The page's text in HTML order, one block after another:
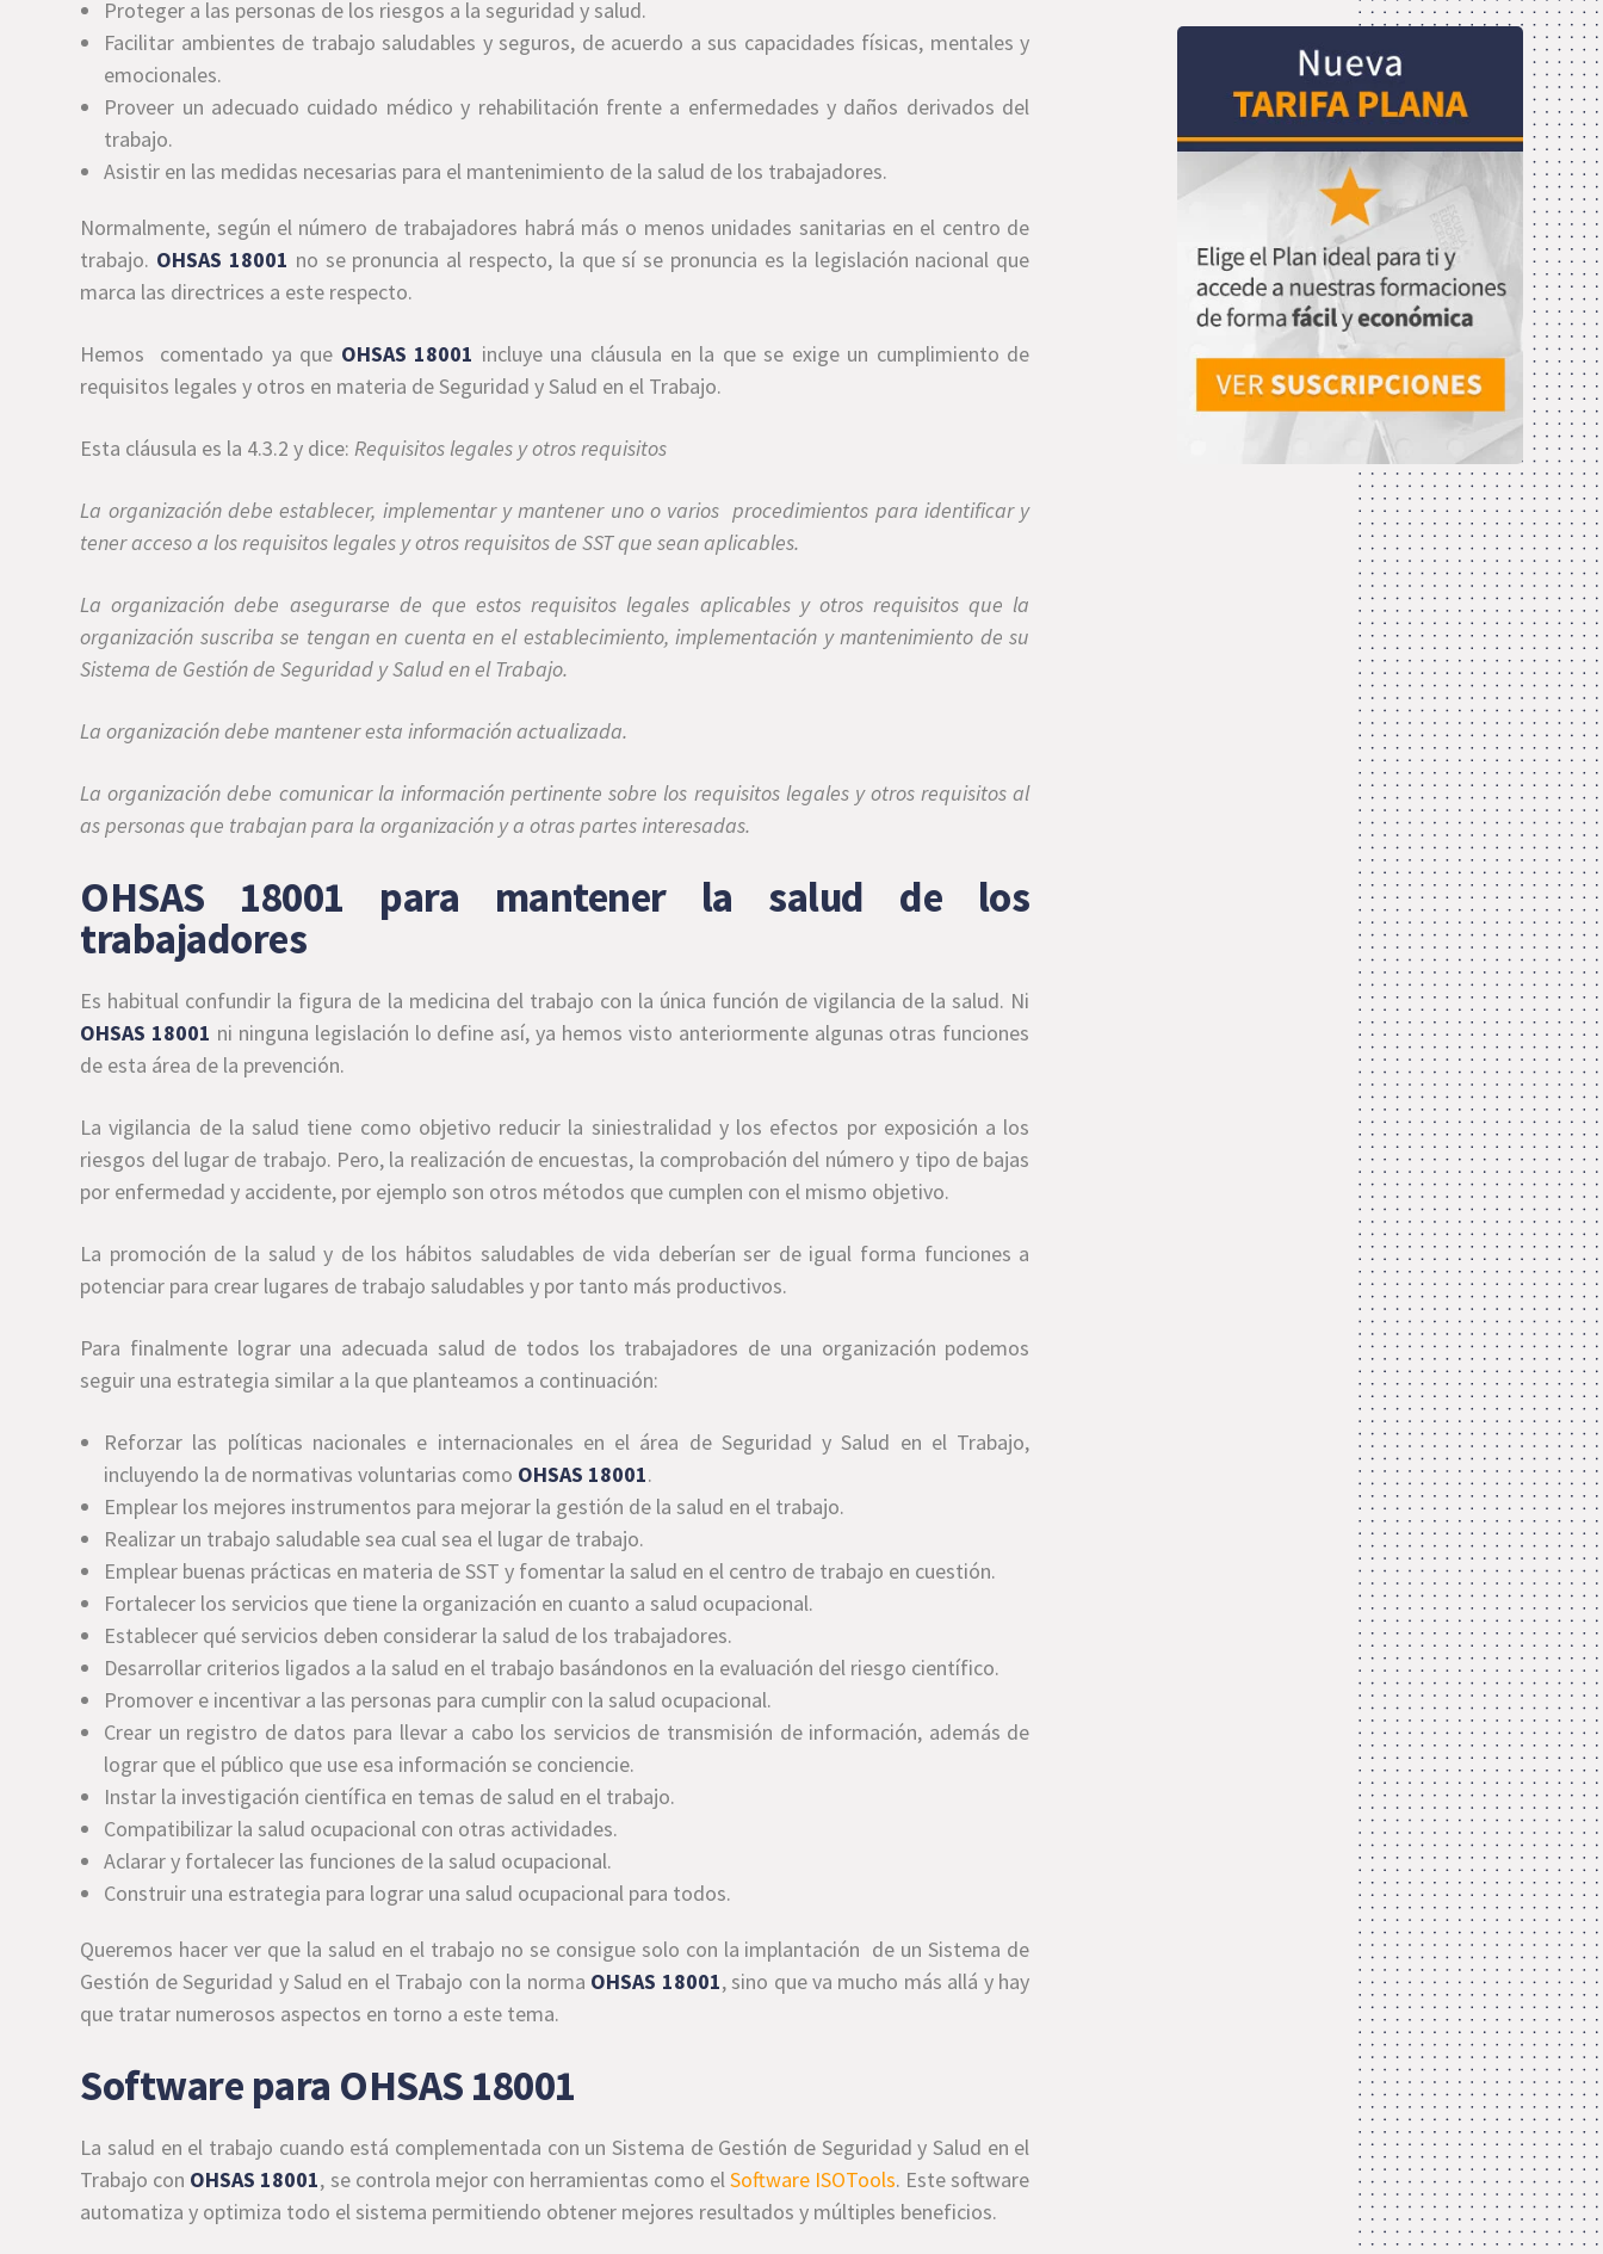
Proteger a las personas de los riesgos a la seguridad y salud.
Facilitar ambientes de trabajo saludables y seguros, de acuerdo a sus capacidades físicas, mentales y
emocionales.
Proveer un adecuado cuidado médico y rehabilitación frente a enfermedades y daños derivados del
trabajo.
Asistir en las medidas necesarias para el mantenimiento de la salud de los trabajadores.
Normalmente, según el número de trabajadores habrá más o menos unidades sanitarias en el centro de
trabajo. OHSAS 18001 no se pronuncia al respecto, la que sí se pronuncia es la legislación nacional que
marca las directrices a este respecto.
Hemos comentado ya que OHSAS 18001 incluye una cláusula en la que se exige un cumplimiento de
requisitos legales y otros en materia de Seguridad y Salud en el Trabajo.
Esta cláusula es la 4.3.2 y dice:Requisitos legales y otros requisitos
La organización debe establecer, implementar y mantener uno o varios procedimientos para identificar y
tener acceso a los requisitos legales y otros requisitos de SST que sean aplicables.
La organización debe asegurarse de que estos requisitos legales aplicables y otros requisitos que la
organización suscriba se tengan en cuenta en el establecimiento, implementación y mantenimiento de su
Sistema de Gestión de Seguridad y Salud en el Trabajo.
La organización debe mantener esta información actualizada.
La organización debe comunicar la información pertinente sobre los requisitos legales y otros requisitos al
as personas que trabajan para la organización y a otras partes interesadas.
OHSAS 18001 para mantener la salud de los
trabajadores
Es habitual confundir la figura de la medicina del trabajo con la única función de vigilancia de la salud. Ni
OHSAS 18001 ni ninguna legislación lo define así, ya hemos visto anteriormente algunas otras funciones
de esta área de la prevención.
La vigilancia de la salud tiene como objetivo reducir la siniestralidad y los efectos por exposición a los
riesgos del lugar de trabajo. Pero, la realización de encuestas, la comprobación del número y tipo de bajas
por enfermedad y accidente, por ejemplo son otros métodos que cumplen con el mismo objetivo.
La promoción de la salud y de los hábitos saludables de vida deberían ser de igual forma funciones a
potenciar para crear lugares de trabajo saludables y por tanto más productivos.
Para finalmente lograr una adecuada salud de todos los trabajadores de una organización podemos
seguir una estrategia similar a la que planteamos a continuación:
Reforzar las políticas nacionales e internacionales en el área de Seguridad y Salud en el Trabajo,
incluyendo la de normativas voluntarias como OHSAS 18001.
Emplear los mejores instrumentos para mejorar la gestión de la salud en el trabajo.
Realizar un trabajo saludable sea cual sea el lugar de trabajo.
Emplear buenas prácticas en materia de SST y fomentar la salud en el centro de trabajo en cuestión.
Fortalecer los servicios que tiene la organización en cuanto a salud ocupacional.
Establecer qué servicios deben considerar la salud de los trabajadores.
Desarrollar criterios ligados a la salud en el trabajo basándonos en la evaluación del riesgo científico.
Promover e incentivar a las personas para cumplir con la salud ocupacional.
Crear un registro de datos para llevar a cabo los servicios de transmisión de información, además de
lograr que el público que use esa información se conciencie.
Instar la investigación científica en temas de salud en el trabajo.
Compatibilizar la salud ocupacional con otras actividades.
Aclarar y fortalecer las funciones de la salud ocupacional.
Construir una estrategia para lograr una salud ocupacional para todos.
Queremos hacer ver que la salud en el trabajo no se consigue solo con la implantación de un Sistema de
Gestión de Seguridad y Salud en el Trabajo con la norma OHSAS 18001, sino que va mucho más allá y hay
que tratar numerosos aspectos en torno a este tema.
Software para OHSAS 18001
La salud en el trabajo cuando está complementada con un Sistema de Gestión de Seguridad y Salud en el
Trabajo con OHSAS 18001, se controla mejor con herramientas como elSoftware ISOTools. Este software
automatiza y optimiza todo el sistema permitiendo obtener mejores resultados y múltiples beneficios.